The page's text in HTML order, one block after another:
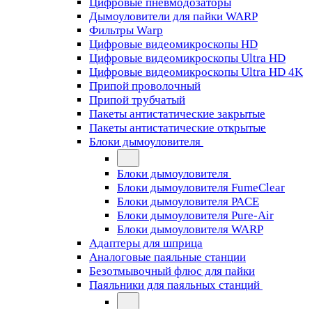
Дымоуловители для пайки WARP
Фильтры Warp
Цифровые видеомикроскопы HD
Цифровые видеомикроскопы Ultra HD
Цифровые видеомикроскопы Ultra HD 4K
Припой проволочный
Припой трубчатый
Пакеты антистатические закрытые
Пакеты антистатические открытые
Блоки дымоуловителя
Блоки дымоуловителя
Блоки дымоуловителя FumeClear
Блоки дымоуловителя PACE
Блоки дымоуловителя Pure-Air
Блоки дымоуловителя WARP
Адаптеры для шприца
Аналоговые паяльные станции
Безотмывочный флюс для пайки
Паяльники для паяльных станций